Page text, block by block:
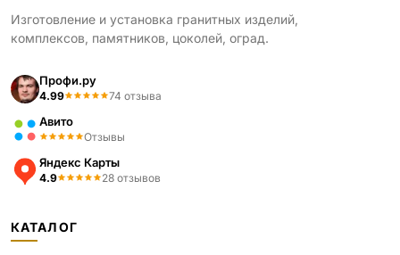
Изготовление и установка гранитных изделий,
комплексов, памятников, цоколей, оград.
Профи.ру
4.99 74 отзыва
Авито
Отзывы
Яндекс Карты
4.9 28 отзывов
КАТАЛОГ